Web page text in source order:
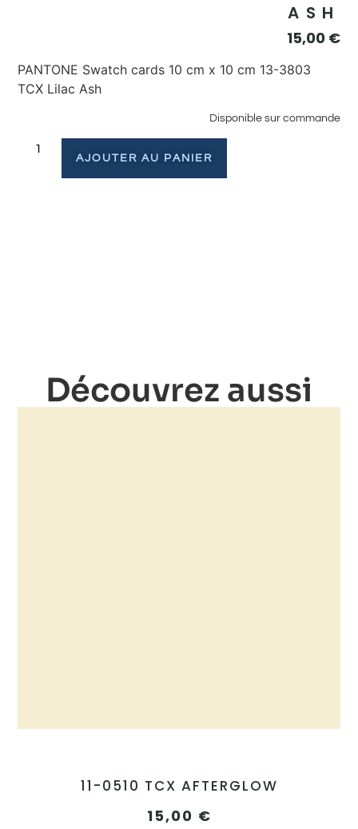
ASH
15,00 €
PANTONE Swatch cards 10 cm x 10 cm 13-3803
TCX Lilac Ash
Disponible sur commande
AJOUTER AU PANIER
Découvrez aussi
11-0510 TCX AFTERGLOW
15,00 €